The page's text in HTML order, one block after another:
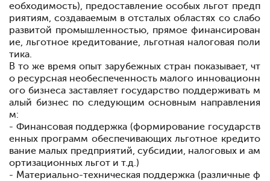
еобходимость), предоставление особых льгот предп
риятиям, создаваемым в отсталых областях со слабо
развитой промышленностью, прямое финансирован
ие, льготное кредитование, льготная налоговая поли
тика.
В то же время опыт зарубежных стран показывает, чт
о ресурсная необеспеченность малого инновационн
ого бизнеса заставляет государство поддерживать м
алый бизнес по следующим основным направления
м:
- Финансовая поддержка (формирование государств
енных программ обеспечивающих льготное кредито
вание малых предприятий, субсидии, налоговых и ам
ортизационных льгот и т.д.)
- Материально-техническая поддержка (различные ф